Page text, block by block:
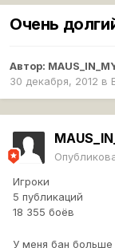
Очень
Автор:
30 декабря, 2012 в
Игроки
5 публикаций
18 355 боёв
У меня бан больше